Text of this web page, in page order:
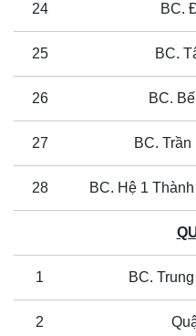
24 BC.
25 BC.
26 BC.
27 BC.
28 BC. Hệ 1
1 BC.
2